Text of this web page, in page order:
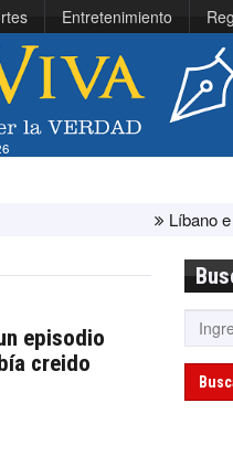
Entretenimiento
Líbano e Israel
episodio
creido